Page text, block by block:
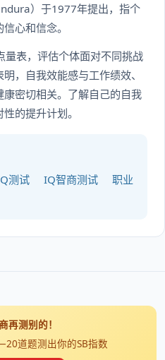
）于1977年提出，指个
心和信念。
量表，评估个体面对不同挑战
，自我效能感与工作绩效、
密切相关。了解自己的自我
的提升计划。
测试 IQ智商测试
职业
再测别的！
道题测出你的SB指数